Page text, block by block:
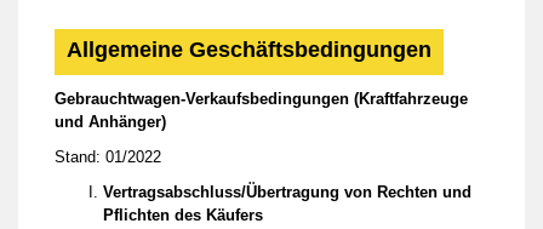
Allgemeine Geschäftsbedingungen
Gebrauchtwagen-Verkaufsbedingungen (Kraftfahrzeuge
und Anhänger)
Stand: 01/2022
Vertragsabschluss/Übertragung von Rechten und
Pflichten des Käufers